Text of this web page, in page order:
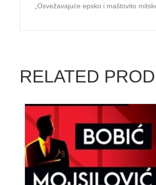
„Osvežavajuće epsko i maštovito
RELATED